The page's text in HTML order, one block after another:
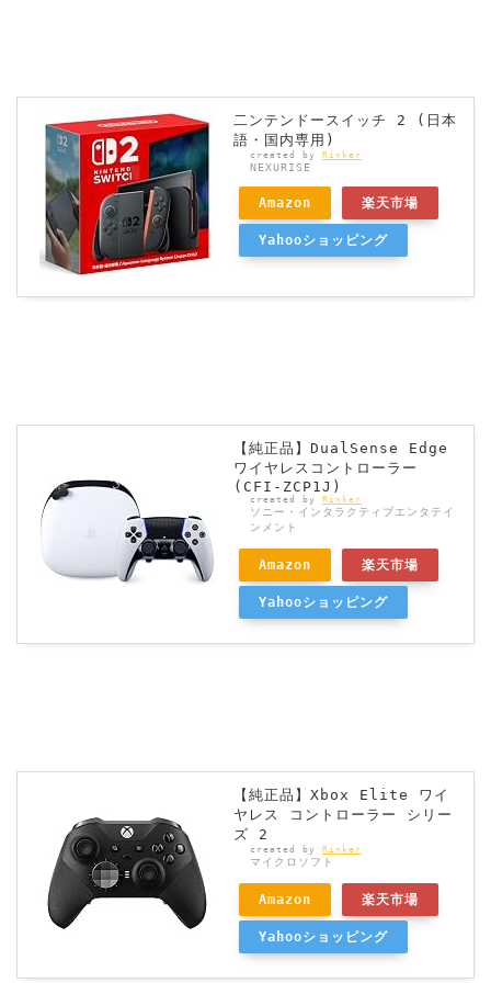
二ンテンドースイッチ 2 (日本
語・国内専用)
created by Rinker
NEXURISE
Amazon 楽天市場
Yahooショッピング
【純正品】DualSense Edge
ワイヤレスコントローラー
(CFI-ZCP1J)
created by Rinker
ソニー・インタラクティブエンタテイ
ンメント
Amazon 楽天市場
Yahooショッピング
【純正品】Xbox Elite ワイ
ヤレス コントローラー シリー
ズ 2
created by Rinker
マイクロソフト
Amazon 楽天市場
Yahooショッピング